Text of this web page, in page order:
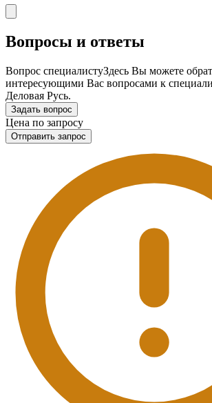
Вопросы и ответы
Вопрос специалистуЗдесь Вы можете
интересующими Вас вопросами к
Деловая Русь.
Задать вопрос
Цена по запросу
Отправить запрос